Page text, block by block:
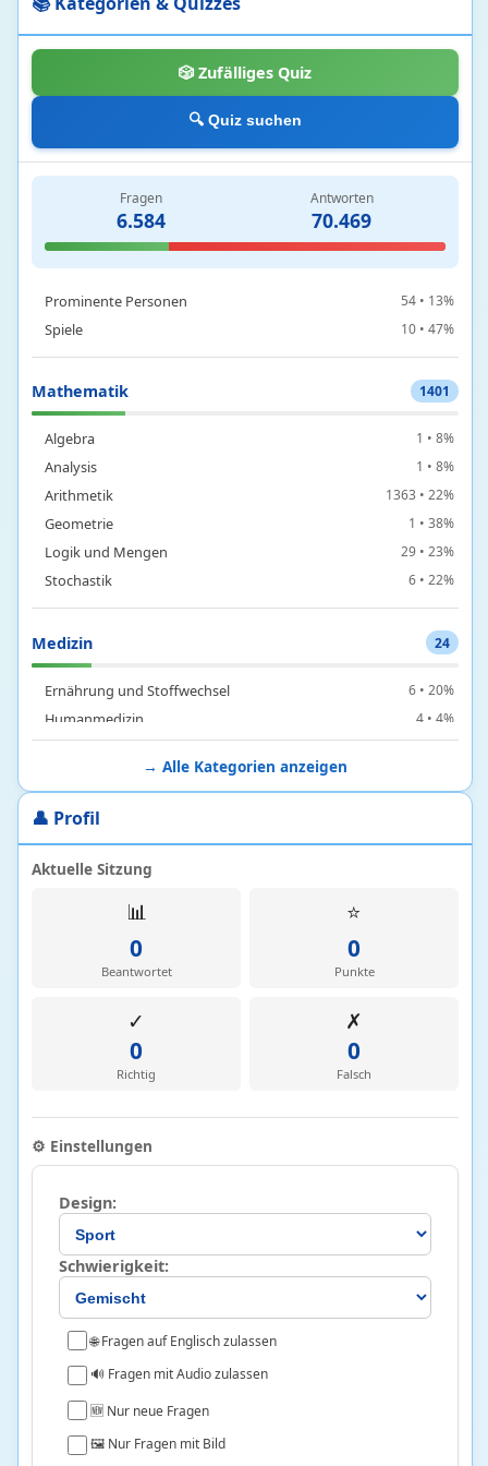
🎲 Zufälliges Quiz
🔍 Quiz suchen
Fragen
6.584
Antworten
70.469
Bildende Kunst 3 • 20%
Deutsche Gedenk-oder Feiertage
Film und Fernsehen 115 • 32%
Kulinaristik 6 • 39%
Mode 2 • 16%
Musik 75 • 68%
Prominente Personen 54 • 13%
Spiele 10 • 47%
Mathematik 1401
Algebra 1 • 8%
Analysis 1 • 8%
Arithmetik 1363 • 22%
Geometrie 1 • 38%
Logik und Mengen 29 • 23%
Stochastik 6 • 22%
Medizin 24
Ernährung und Stoffwechsel 6 • 20%
Humanmedizin 4 • 4%
Medizinische Forschung 3 • 0%
Antike Philosophie
Mittelalterliche Philosophie
Atom- und Quantenphysik
Elektrizität und Magnetismus 3 • 0%
Mechanik und Wärmelehre
Optik und Wellen 9 • 30%
Politik
Deutsche Politik
Internationale Politik
Politische Systeme und Theorie
→ Alle Kategorien anzeigen
👤 Profil
Aktuelle Sitzung
📊
0
Beantwortet
⭐
0
Punkte
✓
0
Richtig
✗
0
Falsch
⚙️ Einstellungen
Design:
Schwierigkeit:
🌐 Fragen auf Englisch zulassen
🔊 Fragen mit Audio zulassen
🆕 Nur neue Fragen
🖼️ Nur Fragen mit Bild